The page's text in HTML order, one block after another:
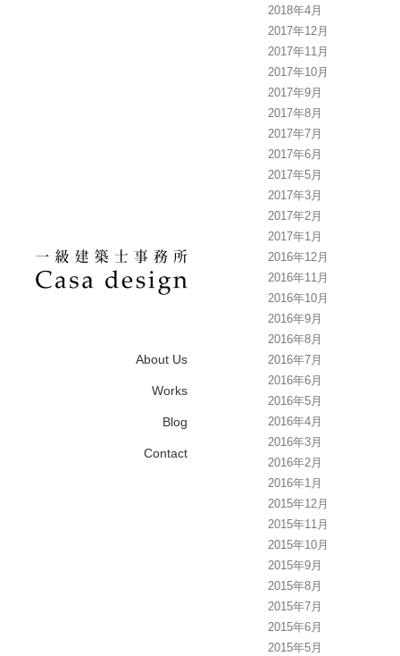
About Us
Works
Blog
Contact
2018年4月
2017年12月
2017年11月
2017年10月
2017年9月
2017年8月
2017年7月
2017年6月
2017年5月
2017年3月
2017年2月
2017年1月
2016年12月
2016年11月
2016年10月
2016年9月
2016年8月
2016年7月
2016年6月
2016年5月
2016年4月
2016年3月
2016年2月
2016年1月
2015年12月
2015年11月
2015年10月
2015年9月
2015年8月
2015年7月
2015年6月
2015年5月